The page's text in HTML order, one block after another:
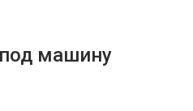
машину